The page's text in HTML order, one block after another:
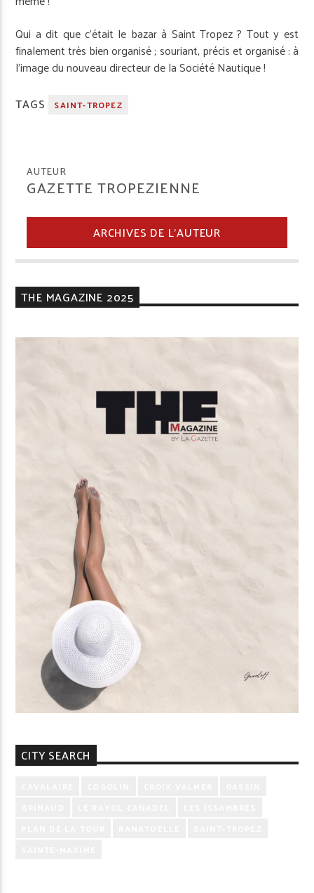
Qui a dit que c’était le bazar à Saint Tropez ? Tout y est
finalement très bien organisé ; souriant, précis et organisé : à
l’image du nouveau directeur de la Société Nautique !
TAGS
SAINT-TROPEZ
AUTEUR
GAZETTE TROPEZIENNE
ARCHIVES DE L'AUTEUR
THE MAGAZINE 2025
CITY SEARCH